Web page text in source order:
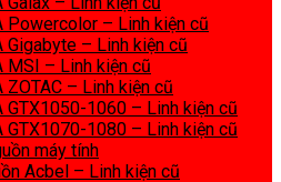
Powercolor – Linh kiện cũ
Gigabyte – Linh kiện cũ
MSI – Linh kiện cũ
ZOTAC – Linh kiện cũ
GTX1050-1060 – Linh kiện cũ
GTX1070-1080 – Linh kiện cũ
máy tính
Acbel – Linh kiện cũ